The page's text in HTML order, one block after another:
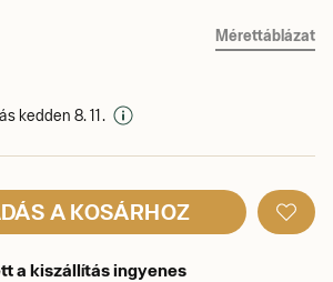
Mérettáblázat
kedden 8. 11.
A KOSÁRHOZ
a kiszállítás ingyenes